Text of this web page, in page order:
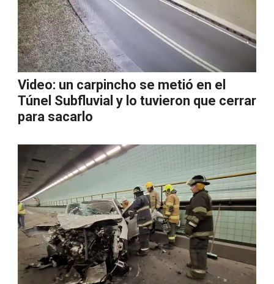
Video: un carpincho se metió en el
Túnel Subfluvial y lo tuvieron que cerrar
para sacarlo